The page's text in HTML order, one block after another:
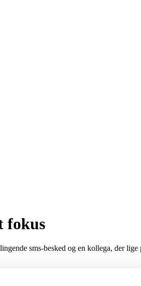
fokus
sms-besked og en kollega, der